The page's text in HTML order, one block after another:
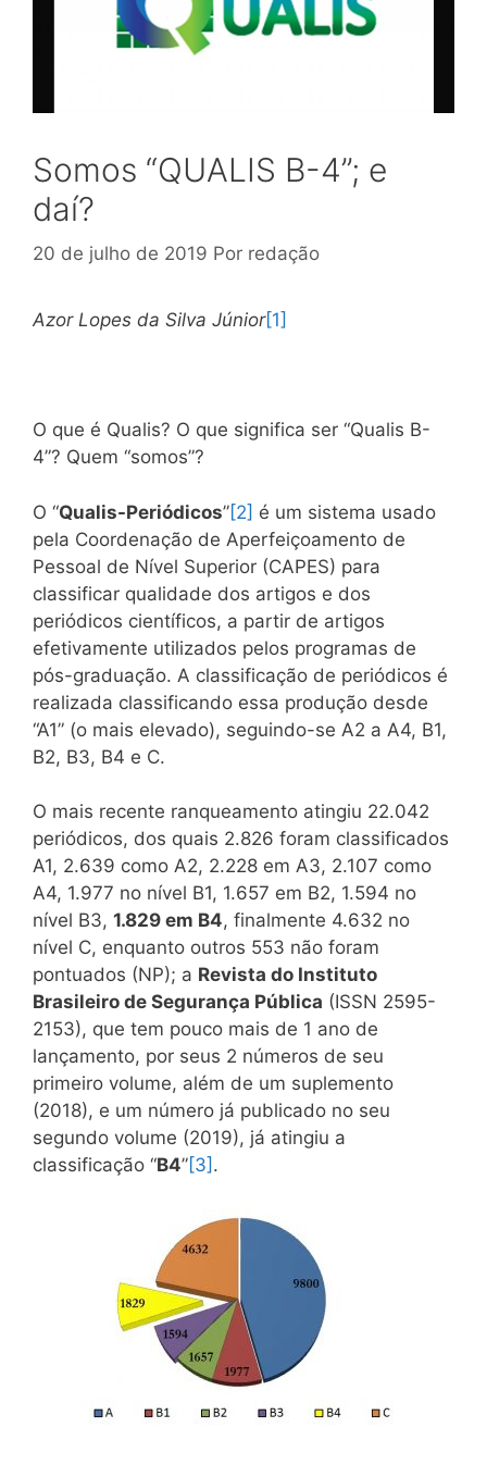
Somos “QUALIS B-4”; e
daí?
20 de julho de 2019 Por redação
Azor Lopes da Silva Júnior[1]
O que é Qualis? O que significa ser “Qualis B-
4”? Quem “somos”?
O “Qualis-Periódicos”[2] é um sistema usado
pela Coordenação de Aperfeiçoamento de
Pessoal de Nível Superior (CAPES) para
classificar qualidade dos artigos e dos
periódicos científicos, a partir de artigos
efetivamente utilizados pelos programas de
pós-graduação. A classificação de periódicos é
realizada classificando essa produção desde
“A1” (o mais elevado), seguindo-se A2 a A4, B1,
B2, B3, B4 e C.
O mais recente ranqueamento atingiu 22.042
periódicos, dos quais 2.826 foram classificados
A1, 2.639 como A2, 2.228 em A3, 2.107 como
A4, 1.977 no nível B1, 1.657 em B2, 1.594 no
nível B3, 1.829 em B4, finalmente 4.632 no
nível C, enquanto outros 553 não foram
pontuados (NP); a Revista do Instituto
Brasileiro de Segurança Pública (ISSN 2595-
2153), que tem pouco mais de 1 ano de
lançamento, por seus 2 números de seu
primeiro volume, além de um suplemento
(2018), e um número já publicado no seu
segundo volume (2019), já atingiu a
classificação “B4”[3] .